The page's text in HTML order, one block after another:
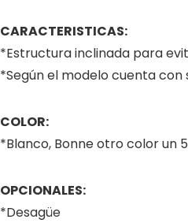
CARACTERISTICAS:
*Estructura inclinada para
*Según el modelo cuenta
COLOR:
*Blanco, Bonne otro color un
OPCIONALES:
*Desagüe